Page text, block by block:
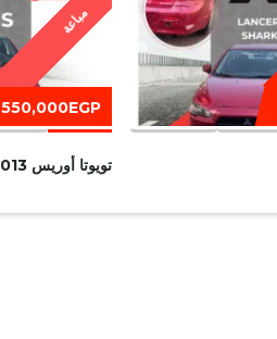
مباعة
550,000EGP
تويوتا أوريس 2013